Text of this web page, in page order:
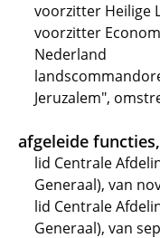
voorzitter Heilige
voorzitter
Nederland
Jeruzalem",
afgeleide
lid Centrale
Generaal), van
lid Centrale
Generaal), van